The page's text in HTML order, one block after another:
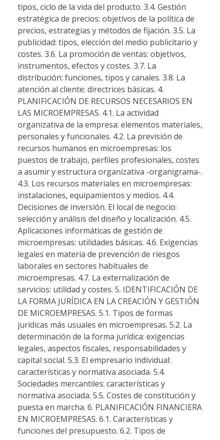
tipos, ciclo de la vida del producto. 3.4. Gestión
estratégica de precios: objetivos de la política de
precios, estrategias y métodos de fijación. 3.5. La
publicidad: tipos, elección del medio publicitario y
costes. 3.6. La promoción de ventas: objetivos,
instrumentos, efectos y costes. 3.7. La
distribución: funciones, tipos y canales. 3.8. La
atención al cliente: directrices básicas. 4.
PLANIFICACIÓN DE RECURSOS NECESARIOS EN
LAS MICROEMPRESAS. 4.1. La actividad
organizativa de la empresa: elementos materiales,
personales y funcionales. 4.2. La previsión de
recursos humanos en microempresas: los
puestos de trabajo, perfiles profesionales, costes
a asumir y estructura organizativa -organigrama-.
4.3. Los recursos materiales en microempresas:
instalaciones, equipamientos y medios. 4.4.
Decisiones de inversión. El local de negocio:
selección y análisis del diseño y localización. 4.5.
Aplicaciones informáticas de gestión de
microempresas: utilidades básicas. 4.6. Exigencias
legales en materia de prevención de riesgos
laborales en sectores habituales de
microempresas. 4.7. La externalización de
servicios: utilidad y costes. 5. IDENTIFICACIÓN DE
LA FORMA JURÍDICA EN LA CREACIÓN Y GESTIÓN
DE MICROEMPRESAS. 5.1. Tipos de formas
jurídicas más usuales en microempresas. 5.2. La
determinación de la forma jurídica: exigencias
legales, aspectos fiscales, responsabilidades y
capital social. 5.3. El empresario individual:
características y normativa asociada. 5.4.
Sociedades mercantiles: características y
normativa asociada. 5.5. Costes de constitución y
puesta en marcha. 6. PLANIFICACIÓN FINANCIERA
EN MICROEMPRESAS. 6.1. Características y
funciones del presupuesto. 6.2. Tipos de